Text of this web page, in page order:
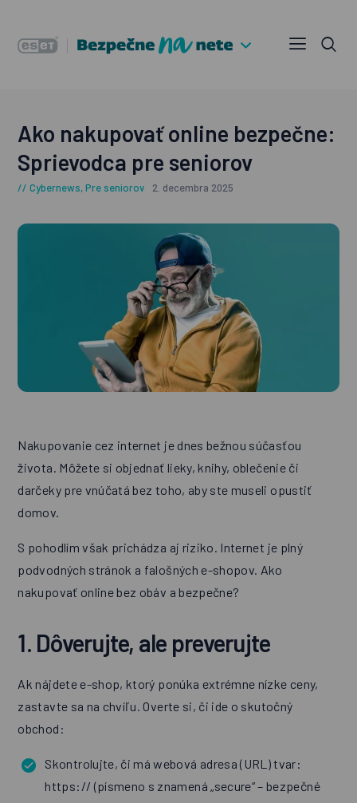
Ako nakupovať online bezpečne:
Sprievodca pre seniorov
Cybernews,Pre seniorov 2. decembra 2025
Nakupovanie cez internet je dnes bežnou súčasťou
života. Môžete si objednať lieky, knihy, oblečenie či
darčeky pre vnúčatá bez toho, aby ste museli opustiť
domov.
S pohodlím však prichádza aj riziko. Internet je plný
podvodných stránok a falošných e-shopov. Ako
nakupovať online bez obáv a bezpečne?
1. Dôverujte, ale preverujte
Ak nájdete e-shop, ktorý ponúka extrémne nízke ceny,
zastavte sa na chvíľu. Overte si, či ide o skutočný
obchod:
Skontrolujte, či má webová adresa (URL) tvar:
https:// (písmeno s znamená „secure“ – bezpečné